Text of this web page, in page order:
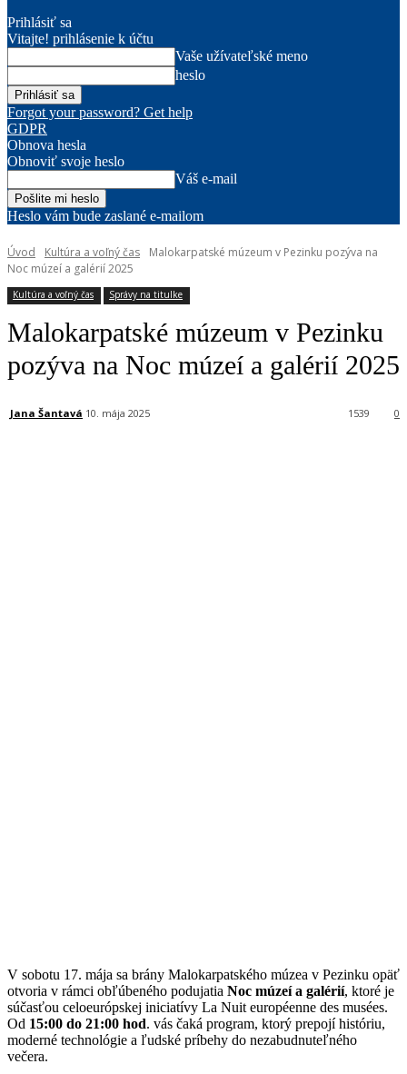
Prihlásiť sa
Vitajte! prihlásenie k účtu
Vaše užívateľské meno
heslo
Forgot your password? Get help
GDPR
Obnova hesla
Obnoviť svoje heslo
Váš e-mail
Heslo vám bude zaslané e-mailom
Úvod Kultúra a voľný čas
Malokarpatské múzeum v Pezinku pozýva na
Noc múzeí a galérií 2025
Kultúra a voľný čas Správy na titulke
Malokarpatské múzeum v Pezinku
pozýva na Noc múzeí a galérií 2025
Jana Šantavá 10. mája 2025 0
1539
V sobotu 17. mája sa brány Malokarpatského múzea v Pezinku opäť
otvoria v rámci obľúbeného podujatia Noc múzeí a galérií, ktoré je
súčasťou celoeurópskej iniciatívy La Nuit européenne des musées.
Od 15:00 do 21:00 hod. vás čaká program, ktorý prepojí históriu,
moderné technológie a ľudské príbehy do nezabudnuteľného
večera.